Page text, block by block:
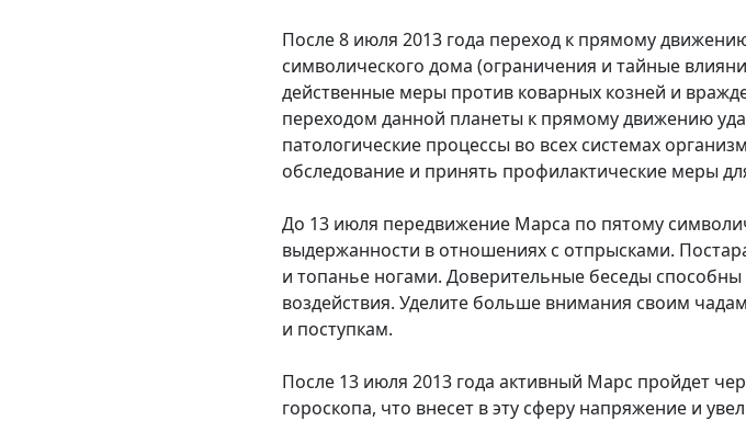
После 8 июля 2013 года переход к прямому
символического дома (ограничения и тайные
действенные меры против коварных козней и
переходом данной планеты к прямому движению
патологические процессы во всех системах
обследование и принять профилактические меры
До 13 июля передвижение Марса по пятому
выдержанности в отношениях с отпрысками.
и топанье ногами. Доверительные беседы
воздействия. Уделите больше внимания своим
и поступкам.
После 13 июля 2013 года активный Марс пройдет
гороскопа, что внесет в эту сферу напряжение и